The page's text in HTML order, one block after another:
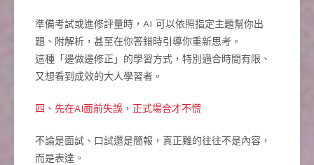
準備考試或進修評量時，AI 可以依照指定主題幫你出
題、附解析，甚至在你答錯時引導你重新思考。
這種「邊做邊修正」的學習方式，特別適合時間有限、
又想看到成效的大人學習者。
四、先在AI面前失誤，正式場合才不慌
不論是面試、口試還是簡報，真正難的往往不是內容，
而是表達。